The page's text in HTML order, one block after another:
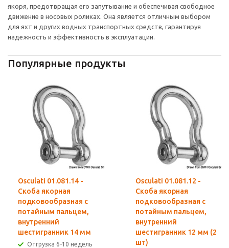
якоря, предотвращая его запутывание и обеспечивая свободное
движение в носовых роликах. Она является отличным выбором
для яхт и других водных транспортных средств, гарантируя
надежность и эффективность в эксплуатации.
Популярные продукты
Osculati 01.081.14 -
Скоба якорная
подковообразная с
потайным пальцем,
внутренний
шестигранник 14 мм
Отгрузка 6-10 недель
Osculati 01.081.12 -
Скоба якорная
подковообразная с
потайным пальцем,
внутренний
шестигранник 12 мм (2
шт)